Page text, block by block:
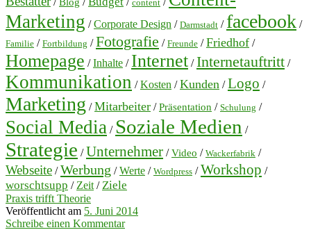
content
Marketing /Corporate Design / Darmstadt / facebook /
Familie / Fortbildung /Fotografie / Freunde /Friedhof /
Homepage /Inhalte / Internet /Internetauftritt /
Kommunikation /Kosten /Kunden /Logo /
Marketing /Mitarbeiter /Präsentation / Schulung /
Social Media / Soziale Medien /
Strategie /Unternehmer /Video / Wackerfabrik /
Webseite /Werbung /Werte / Wordpress /Workshop /
worschtsupp / Zeit / Ziele
Praxis trifft Theorie
Veröffentlicht am 5. Juni 2014
Schreibe einen Kommentar